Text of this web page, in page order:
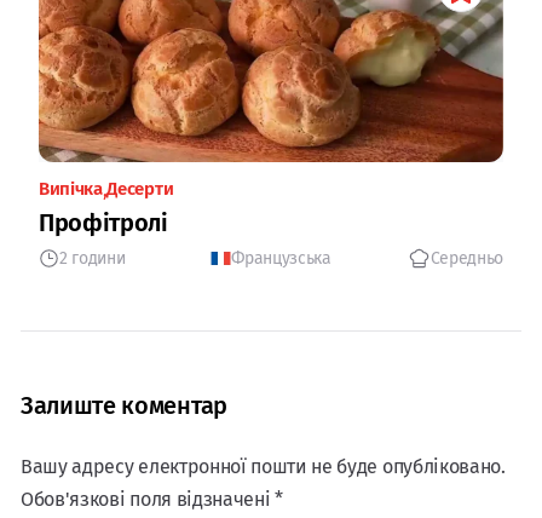
Випічка Десерти
Профітролі
2 години Французська Середньо
Залиште коментар
Вашу адресу електронної пошти не буде опубліковано.
Обов'язкові поля відзначені *